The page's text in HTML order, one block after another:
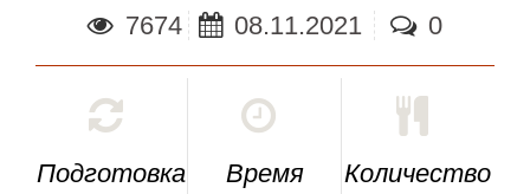
7674 08.11.2021 0
Подготовка
Время
Количество